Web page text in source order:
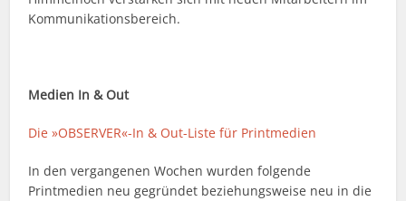
Kommunikationsbereich.
Medien In & Out
Die »OBSERVER«-In & Out-Liste für Printmedien
In den vergangenen Wochen wurden folgende
Printmedien neu gegründet beziehungsweise neu in die